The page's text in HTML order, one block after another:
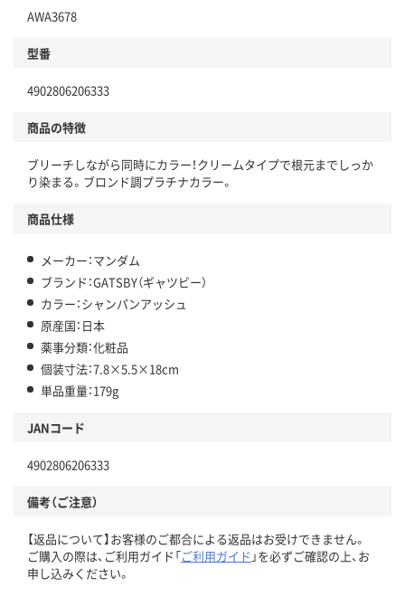
AWA3678
型番
4902806206333
商品の特徴
ブリーチしながら同時にカラー！クリームタイプで根元までしっか
り染まる。ブロンド調プラチナカラー。
商品仕様
メーカー：マンダム
ブランド：GATSBY（ギャツビー）
カラー：シャンパンアッシュ
原産国：日本
薬事分類：化粧品
個装寸法：7.8×5.5×18cm
単品重量：179g
JANコード
4902806206333
備考（ご注意）
【返品について】お客様のご都合による返品はお受けできません。
ご購入の際は、ご利用ガイド「ご利用ガイド 」を必ずご確認の上、お
申し込みください。